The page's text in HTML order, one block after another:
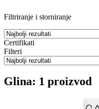
Filtriranje i storniranje
Certifikati
Filteri
Glina: 1 proizvod